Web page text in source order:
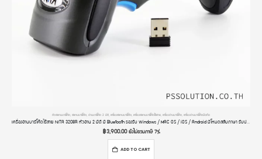
ตัวสแกนบาร์โค้ด สแกนบาร์โค้ด อ่านบาร์โค้ด 2 มิติ เครื่องสแกนบาร์โค้ด เครื่องสแกนบาร์โค้ดไร้สาย เครื่องอ่านบาร์โค้ด เครื่องอ่านบาร์โค้ดมือถือ
เครื่องอ่านบาร์โค้ดไร้สาย NITA 3208R หัวอ่าน 2 มิติ มี Bluetooth รองรับ Windows / MAC OS / iOS / Android มีโหมดสลับภาษา รับประกัน 2 ปี
฿3,900.00ยังไม่รวมภาษี 7%
ADD TO CART